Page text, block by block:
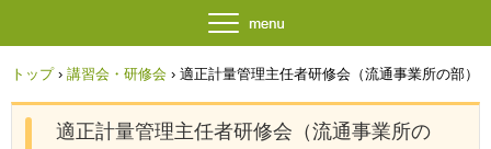
トップ › 講習会・研修会 › 適正計量管理主任者研修会（流通事業所の部）
適正計量管理主任者研修会（流通事業所の